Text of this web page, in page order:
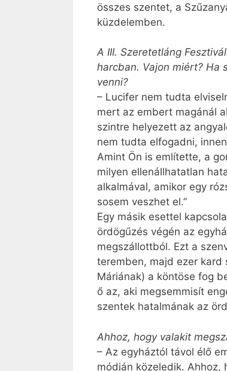
összes szentet, a
küzdelemben.
A III. Szeretetláng
harcban. Vajon miért? Ha
venni?
– Lucifer nem tudta
mert az embert magánál
szintre helyezett az
nem tudta elfogadni,
Amint Ön is említette, a
milyen ellenállhatatlan
alkalmával, amikor egy
sosem veszhet el.”
Egy másik esettel
ördögűzés végén az
megszállottból. Ezt a
teremben, majd ezer kard
Máriának) a köntöse fog
ő az, aki megsemmisít
szentek hatalmának az
Ahhoz, hogy valakit
– Az egyháztól távol élő
módján közeledik. Ahhoz,